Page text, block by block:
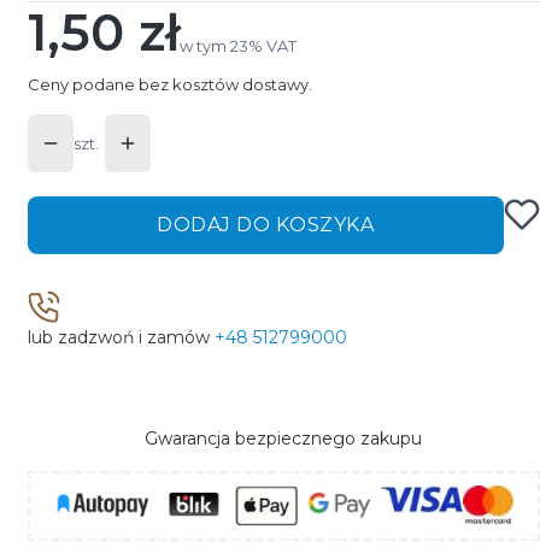
Cena
1,50 złw tym 23% VAT
w tym 23% VAT
Ceny podane bez kosztów dostawy.
szt.
DODAJ DO KOSZYKA
lub zadzwoń i zamów +48 512799000
Gwarancja bezpiecznego zakupu